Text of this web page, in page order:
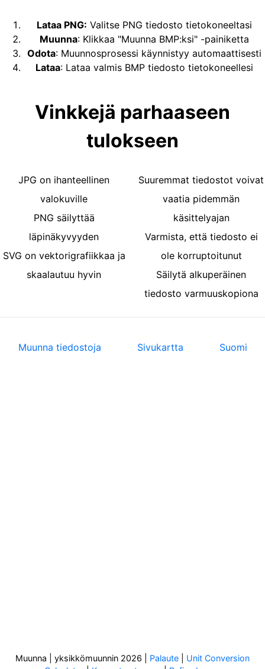
Lataa PNG: Valitse PNG tiedosto tietokoneeltasi
Muunna: Klikkaa "Muunna BMP:ksi" -painiketta
Odota: Muunnosprosessi käynnistyy automaattisesti
Lataa: Lataa valmis BMP tiedosto tietokoneellesi
Vinkkejä parhaaseen
tulokseen
JPG on ihanteellinen
valokuville
PNG säilyttää
läpinäkyvyyden
SVG on vektorigrafiikkaa ja
skaalautuu hyvin
Suuremmat tiedostot voivat
vaatia pidemmän
käsittelyajan
Varmista, että tiedosto ei
ole korruptoitunut
Säilytä alkuperäinen
tiedosto varmuuskopiona
Muunna tiedostoja Sivukartta Suomi
Muunna | yksikkömuunnin 2026 Palaute
Unit Conversion